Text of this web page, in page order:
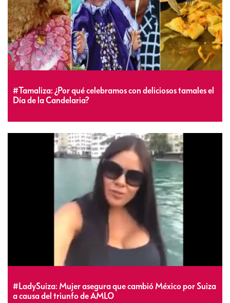
#Tamaliza: ¿Por qué celebramos con deliciosos tamales el
Día de la Candelaria?
#LadySuiza: Mujer asegura que cambió México por Suiza
a causa del triunfo de AMLO